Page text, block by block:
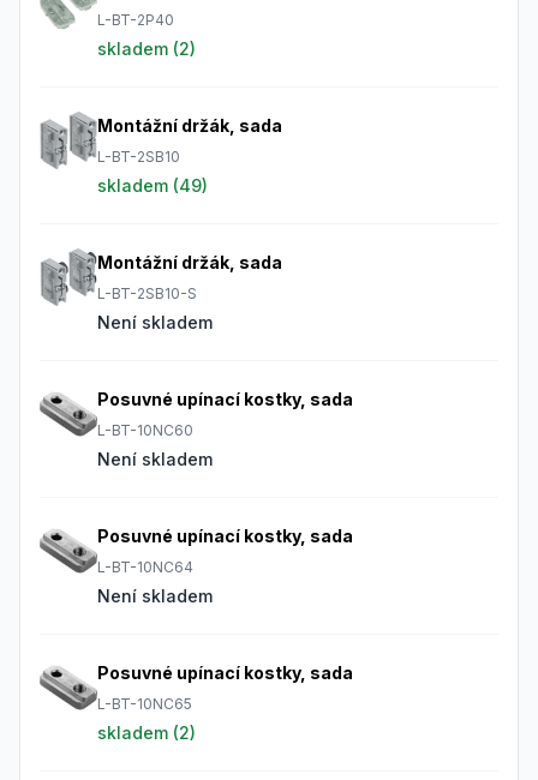
L-BT-2P40
skladem (2)
Montážní držák, sada
L-BT-2SB10
skladem (49)
Montážní držák, sada
L-BT-2SB10-S
Není skladem
Posuvné upínací kostky, sada
L-BT-10NC60
Není skladem
Posuvné upínací kostky, sada
L-BT-10NC64
Není skladem
Posuvné upínací kostky, sada
L-BT-10NC65
skladem (2)